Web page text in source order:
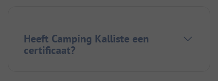
Heeft Camping Kalliste een
certificaat?